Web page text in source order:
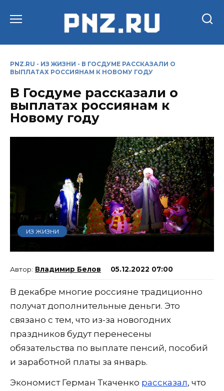
PNZ.RU - ИЗ ЖИЗНИ - В ГОСДУМЕ РАССКАЗАЛИ О
ВЫПЛАТАХ РОССИЯНАМ К НОВОМУ ГОДУ
В Госдуме рассказали о
выплатах россиянам к
Новому году
ИЗ ЖИЗНИ
Владимир Белов 05.12.2022 07:00
В декабре многие россияне традиционно
получат дополнительные деньги. Это
связано с тем, что из-за новогодних
праздников будут перенесены
обязательства по выплате пенсий, пособий
и заработной платы за январь.
Экономист Герман Ткаченко рассказал, что